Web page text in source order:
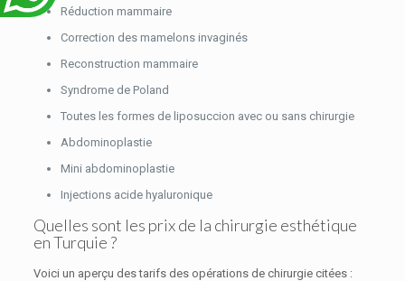
Réduction mammaire
Correction des mamelons invaginés
Reconstruction mammaire
Syndrome de Poland
Toutes les formes de liposuccion avec ou sans chirurgie
Abdominoplastie
Mini abdominoplastie
Injections acide hyaluronique
Quelles sont les prix de la chirurgie esthétique
en Turquie ?
Voici un aperçu des tarifs des opérations de chirurgie citées :